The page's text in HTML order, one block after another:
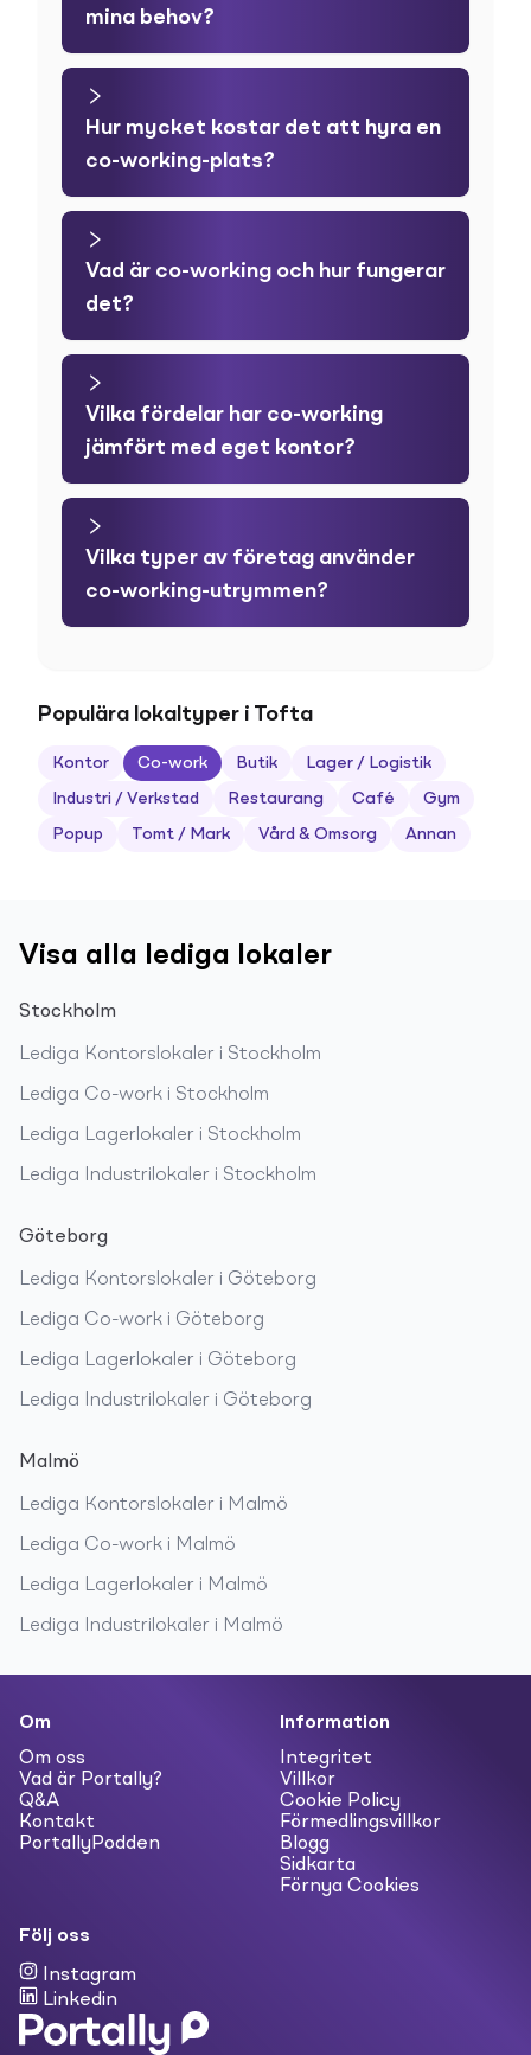
mina behov?
Hur mycket kostar det att hyra en
co-working-plats?
Vad är co-working och hur fungerar
det?
Vilka fördelar har co-working
jämfört med eget kontor?
Vilka typer av företag använder
co-working-utrymmen?
Populära lokaltyper i Tofta
Kontor Co-work Butik Lager / Logistik
Industri / Verkstad Restaurang Café Gym
Popup Tomt / Mark Vård & Omsorg Annan
Visa alla lediga lokaler
Stockholm
Lediga Kontorslokaler i Stockholm
Lediga Co-work i Stockholm
Lediga Lagerlokaler i Stockholm
Lediga Industrilokaler i Stockholm
Göteborg
Lediga Kontorslokaler i Göteborg
Lediga Co-work i Göteborg
Lediga Lagerlokaler i Göteborg
Lediga Industrilokaler i Göteborg
Malmö
Lediga Kontorslokaler i Malmö
Lediga Co-work i Malmö
Lediga Lagerlokaler i Malmö
Lediga Industrilokaler i Malmö
Om
Om oss
Vad är Portally?
Q&A
Kontakt
PortallyPodden
Information
Integritet
Villkor
Cookie Policy
Förmedlingsvillkor
Blogg
Sidkarta
Förnya Cookies
Följ oss
Instagram
Linkedin